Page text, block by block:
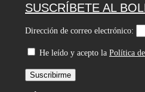
SUSCRÍBETE AL
Dirección de correo electrónico:
He leído y acepto la Política